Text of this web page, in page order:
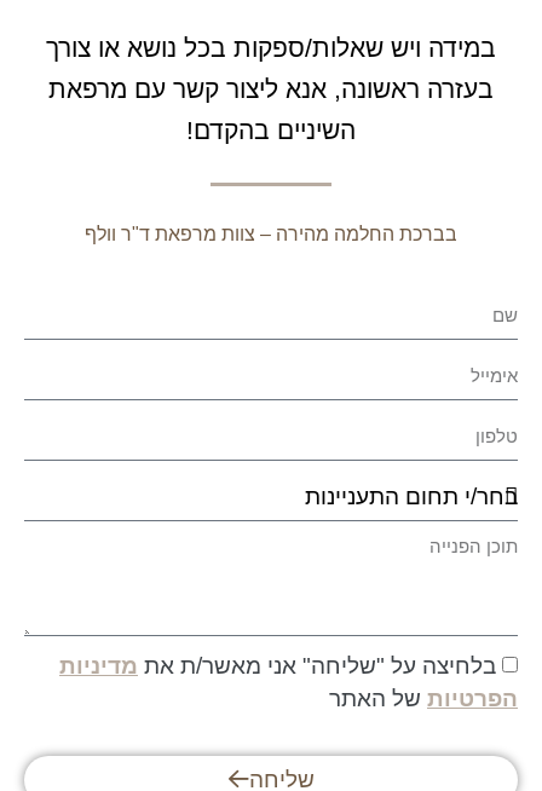
ויש שאלות/ספקות בכל נושא או צורך
ראשונה, אנא ליצור קשר עם מרפאת
השיניים בהקדם!
החלמה מהירה – צוות מרפאת ד"ר וולף
על "שליחה" אני מאשר/ת אתמדיניות
של האתר